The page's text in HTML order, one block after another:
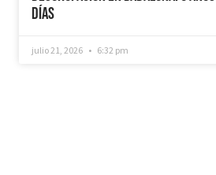
días
julio 21, 2026 6:32 pm